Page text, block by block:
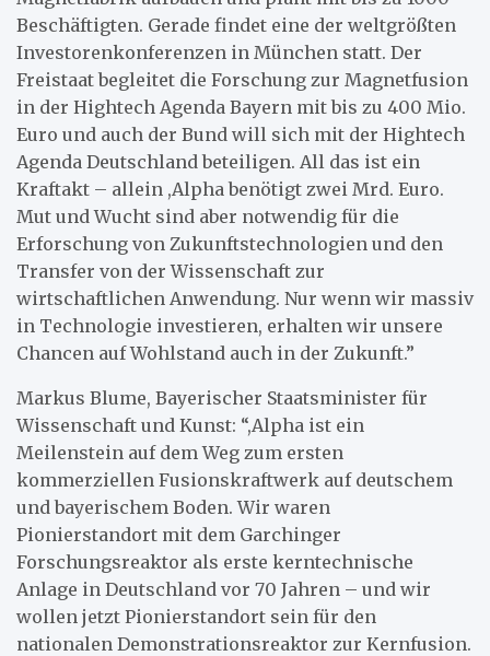
Beschäftigten. Gerade findet eine der weltgrößten
Investorenkonferenzen in München statt. Der
Freistaat begleitet die Forschung zur Magnetfusion
in der Hightech Agenda Bayern mit bis zu 400 Mio.
Euro und auch der Bund will sich mit der Hightech
Agenda Deutschland beteiligen. All das ist ein
Kraftakt – allein ,Alpha benötigt zwei Mrd. Euro.
Mut und Wucht sind aber notwendig für die
Erforschung von Zukunftstechnologien und den
Transfer von der Wissenschaft zur
wirtschaftlichen Anwendung. Nur wenn wir massiv
in Technologie investieren, erhalten wir unsere
Chancen auf Wohlstand auch in der Zukunft.”
Markus Blume, Bayerischer Staatsminister für
Wissenschaft und Kunst: “,Alpha ist ein
Meilenstein auf dem Weg zum ersten
kommerziellen Fusionskraftwerk auf deutschem
und bayerischem Boden. Wir waren
Pionierstandort mit dem Garchinger
Forschungsreaktor als erste kerntechnische
Anlage in Deutschland vor 70 Jahren – und wir
wollen jetzt Pionierstandort sein für den
nationalen Demonstrationsreaktor zur Kernfusion.